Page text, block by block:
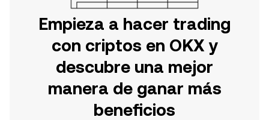
Empieza a hacer trading
con criptos en OKX y
descubre una mejor
manera de ganar más
beneficios